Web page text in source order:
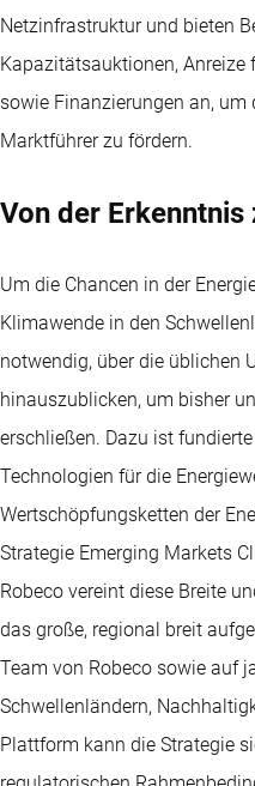
Netzinfrastruktur und bieten
Kapazitätsauktionen, Anreize
sowie Finanzierungen an,
Marktführer zu fördern.
Von der
Um die Chancen in der
Klimawende in den
notwendig, über die üblichen
hinauszublicken, um bisher
erschließen. Dazu ist
Technologien für die
Wertschöpfungsketten der
Strategie Emerging Markets
Robeco vereint diese Breite
das große, regional breit
Team von Robeco sowie auf
Schwellenländern,
Plattform kann die Strategie